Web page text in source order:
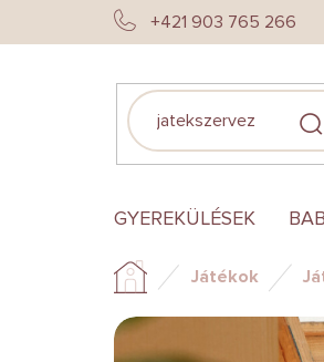
+421 903 765 266
GYEREKÜLÉSEK
KezdőlapJátékok